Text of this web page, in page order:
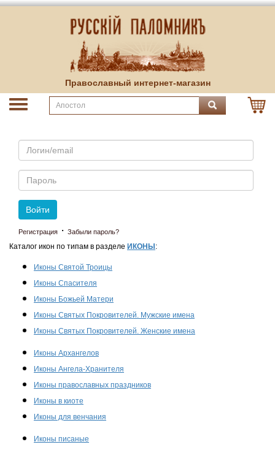
Православный интернет-магазин
Email
Пароль
Войти
Регистрация · Забыли пароль?
Каталог икон по типам в разделе ИКОНЫ :
Иконы Святой Троицы
Иконы Спасителя
Иконы Божьей Матери
Иконы Святых Покровителей. Мужские имена
Иконы Святых Покровителей. Женские имена
Иконы Архангелов
Иконы Ангела-Хранителя
Иконы православных праздников
Иконы в киоте
Иконы для венчания
Иконы писаные